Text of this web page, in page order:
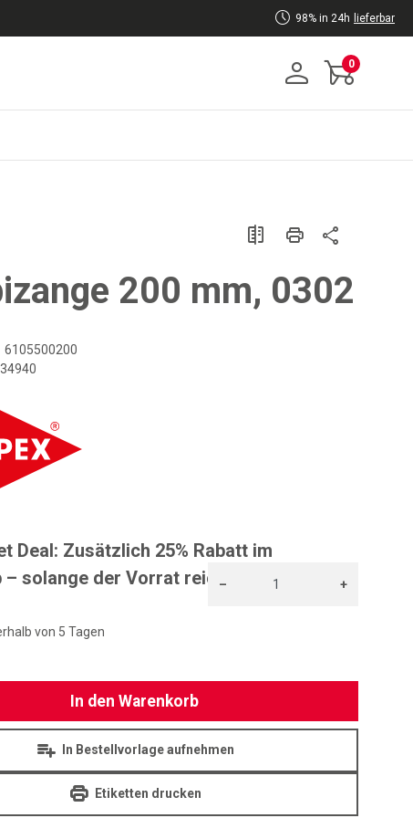
98% in 24h lieferbar
0
200 mm, 0302
6105500200
Deal: Zusätzlich 25% Rabatt im
solange der Vorrat reicht!
von 5 Tagen
– +
In den Warenkorb
In Bestellvorlage aufnehmen
Etiketten drucken